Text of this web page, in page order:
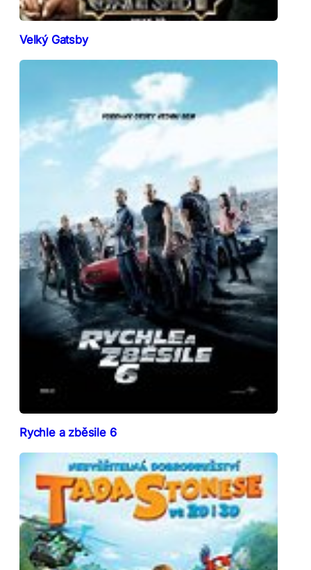
Velký Gatsby
Rychle a zběsile 6